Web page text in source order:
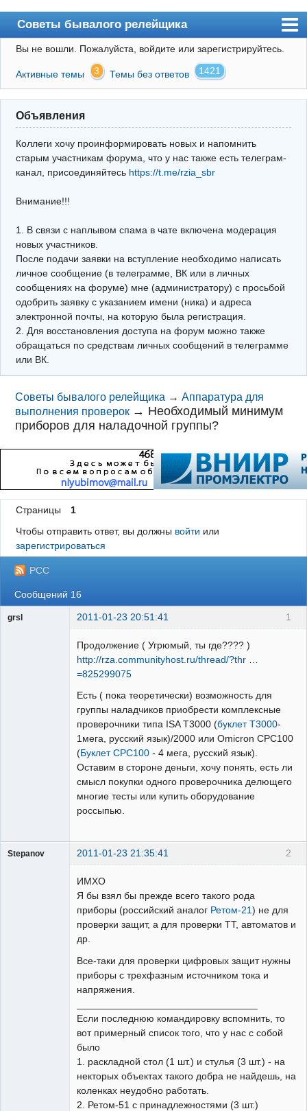
Советы бывалого релейщика
Форум
Правила
Поиск
Регистрация
Архив
Почта
Поиск релейщика
Видео РЗиА
Фотохостинг
Телеграм
Вы не вошли. Пожалуйста, войдите или зарегистрируйтесь.
Активные темы 3 Темы без ответов 1421
Объявления
Коллеги хочу проинформировать новых и напомнить
старым участникам форума, что у нас также есть телеграм-
канал, присоединяйтесь https://t.me/rzia_sbr
Внимание!!!
1. В связи с наплывом спама в чате включена модерация
новых участников.
После подачи заявки на вступление необходимо написать
личное сообщение (в телеграмме, ВК или в личных
сообщениях на форуме) мне (администратору) с просьбой
одобрить заявку с указанием имени (ника) и адреса
электронной почты, на которую была регистрация.
2. Для восстановления доступа на форум можно также
обращаться по средствам личных сообщений в телеграмме
или ВК.
Советы бывалого релейщика →Аппаратура для
выполнения проверок → Необходимый минимум
приборов для наладочной группы?
Страницы
1
Чтобы отправить ответ, вы должны войти или
зарегистрироваться
РСС
Сообщений 16
1
grsl 2011-01-23 20:51:41
Продолжение ( Угрюмый, ты где???? )
http://rza.communityhost.ru/thread/?thr …
=825299075
Есть ( пока теоретически) возможность для
группы наладчиков приобрести комплексные
проверочники типа ISA T3000 (буклет T3000-
1мега, русский язык)/2000 или Omicron CPC100
(Буклет CPC100 - 4 мега, русский язык).
Оставим в стороне деньги, хочу понять, есть ли
смысл покупки одного проверочника делющего
многие тесты или купить оборудование
россыпью.
2
Stepanov 2011-01-23 21:35:41
ИМХО
Я бы взял бы прежде всего такого рода
приборы (российский аналог Ретом-21) не для
проверки защит, а для проверки ТТ, автоматов и
др.
Все-таки для проверки цифровых защит нужны
приборы с трехфазным источником тока и
напряжения.
Если последнюю командировку вспомнить, то
вот примерный список того, что у нас с собой
было
1. раскладной стол (1 шт.) и стулья (3 шт.) - на
некторых объектах такого добра не найдешь, на
коленках неудобно работать.
2. Ретом-51 с принадлежностями (3 шт.)